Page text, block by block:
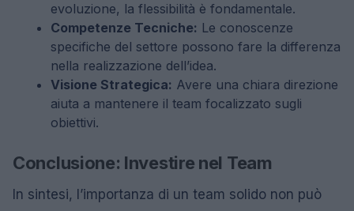
evoluzione, la flessibilità è fondamentale.
Competenze Tecniche: Le conoscenze
specifiche del settore possono fare la differenza
nella realizzazione dell’idea.
Visione Strategica: Avere una chiara direzione
aiuta a mantenere il team focalizzato sugli
obiettivi.
Conclusione: Investire nel Team
In sintesi, l’importanza di un team solido non può